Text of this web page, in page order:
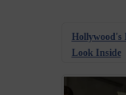
Hollywood's
Look Inside